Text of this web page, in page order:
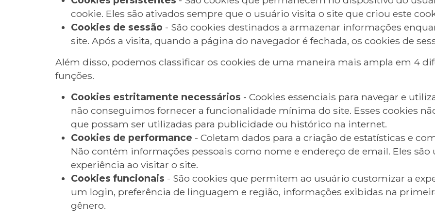
cookie. Eles são ativados sempre que o usuário visita o site que criou este
Cookies de sessão - São cookies destinados a armazenar informações
site. Após a visita, quando a página do navegador é fechada, os cookies de
Além disso, podemos classificar os cookies de uma maneira mais ampla em 4
funções.
Cookies estritamente necessários - Cookies essenciais para navegar e
não conseguimos fornecer a funcionalidade mínima do site. Esses cookies
que possam ser utilizadas para publicidade ou histórico na internet.
Cookies de performance - Coletam dados para a criação de estatísticas e
Não contém informações pessoais como nome e endereço de email. Eles
experiência ao visitar o site.
Cookies funcionais - São cookies que permitem ao usuário customizar a
um login, preferência de linguagem e região, informações exibidas na
gênero.